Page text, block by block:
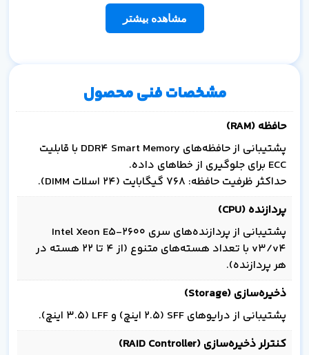
مشاهده بیشتر
مشخصات فنی محصول
حافظه (RAM)
پشتیبانی از حافظه‌های DDR4 Smart Memory با قابلیت
ECC برای جلوگیری از خطاهای داده.
حداکثر ظرفیت حافظه: 768 گیگابایت (24 اسلات DIMM).
پردازنده (CPU)
پشتیبانی از پردازنده‌های سری Intel Xeon E5-2600
v3/v4 با تعداد هسته‌های متنوع (از 4 تا 22 هسته در
هر پردازنده).
ذخیره‌سازی (Storage)
پشتیبانی از درایوهای SFF (2.5 اینچ) و LFF (3.5 اینچ).
کنترلر ذخیره‌سازی (RAID Controller)